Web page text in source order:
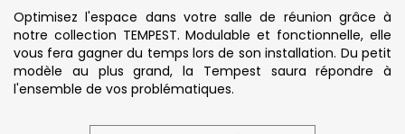
Optimisez l'espace dans votre salle de réunion grâce à
notre collection TEMPEST. Modulable et fonctionnelle, elle
vous fera gagner du temps lors de son installation. Du petit
modèle au plus grand, la Tempest saura répondre à
l'ensemble de vos problématiques.